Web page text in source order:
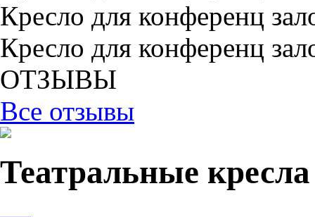
Кресло для конференц
Кресло для конференц
ОТЗЫВЫ
Все отзывы
Театральные